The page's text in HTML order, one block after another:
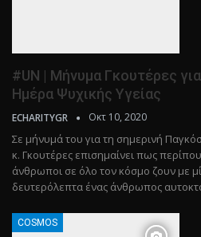
#UN | Μήνυμα Γκουτέρες
Ημέρα Ψυχικής Υγείας
ECHARITYGR Οκτ 10, 2020
Σε μήνυμά του για τη σημερινή
κ. Γκουτέρες επισημαίνει πως
άνθρωποι σε όλο τον κόσμο ζουν με
δευτερόλεπτα ένας άνθρωπος
COSMOS